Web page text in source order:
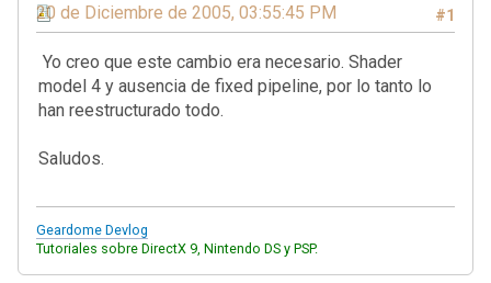
#1
20 de Diciembre de 2005, 03:55:45 PM
Yo creo que este cambio era necesario. Shader
model 4 y ausencia de fixed pipeline, por lo tanto lo
han reestructurado todo.
Saludos.
Geardome Devlog
Tutoriales sobre DirectX 9, Nintendo DS y PSP.